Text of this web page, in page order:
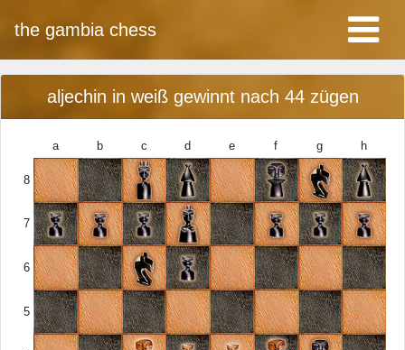
the gambia chess
aljechin in weiß gewinnt nach 44 zügen
a b c d e f g h
8
7
6
5